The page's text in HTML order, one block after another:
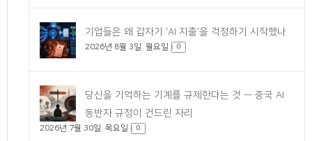
기업들은 왜 갑자기 ‘AI 지출’을 걱정하기 시작했나
2026년 8월 3일. 월요일 0
당신을 기억하는 기계를 규제한다는 것 — 중국 AI
동반자 규정이 건드린 자리
2026년 7월 30일. 목요일 0